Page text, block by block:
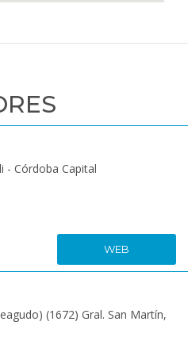
- Córdoba Capital
WEB
(1672) Gral. San Martín,